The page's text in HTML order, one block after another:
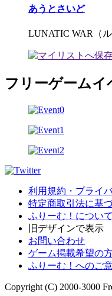
あうとさいど
LUNATIC WAR（
フリーゲームイ
利用規約・プライ
特定商取引法に基
ふりーむ！について
旧デザインで表示
お問い合わせ
ゲーム掲載希望の
ふりーむ！へのご
Copyright (C) 2000-3000